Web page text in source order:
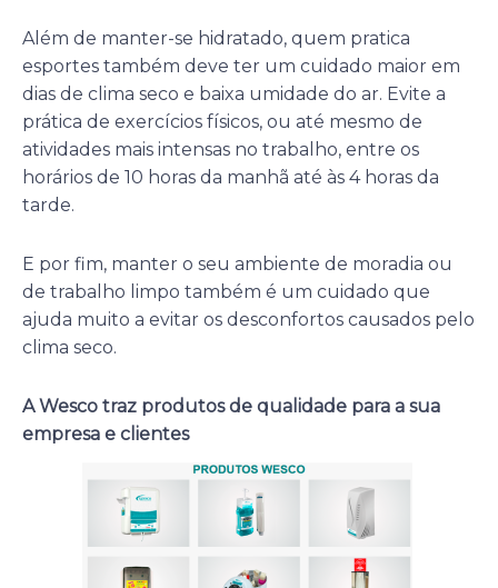
Além de manter-se hidratado, quem pratica
esportes também deve ter um cuidado maior em
dias de clima seco e baixa umidade do ar. Evite a
prática de exercícios físicos, ou até mesmo de
atividades mais intensas no trabalho, entre os
horários de 10 horas da manhã até às 4 horas da
tarde.
E por fim, manter o seu ambiente de moradia ou
de trabalho limpo também é um cuidado que
ajuda muito a evitar os desconfortos causados pelo
clima seco.
A Wesco traz produtos de qualidade para a sua
empresa e clientes